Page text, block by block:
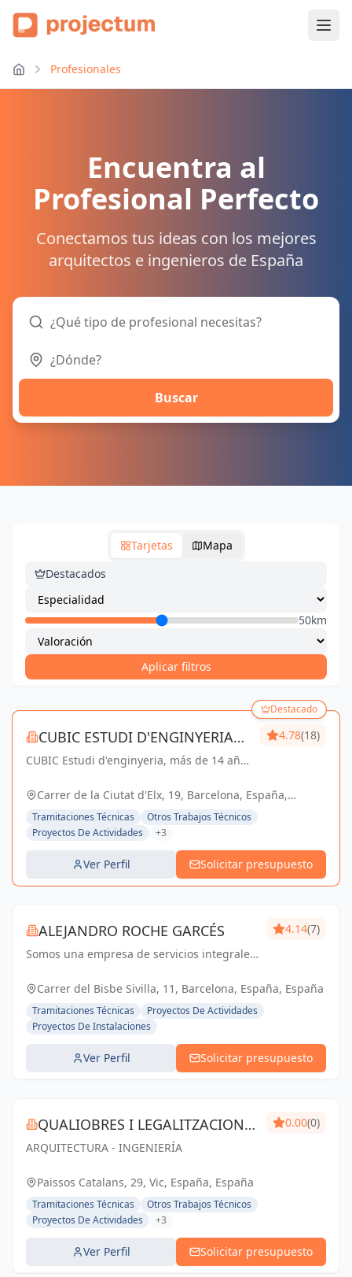
Profesionales
Encuentra al
Profesional Perfecto
Conectamos tus ideas con los mejores
arquitectos e ingenieros de España
Buscar
Tarjetas
Mapa
Destacados
50km
Aplicar filtros
Destacado
CUBIC ESTUDI D'ENGINYERIA
S.L.
CUBIC Estudi d'enginyeria, más de 14 años
Ingeniería con una trayectoria sólida y
4.78(18)
Carrer de la Ciutat d'Elx, 19, Barcelona, España,
España
Tramitaciones Técnicas
Otros Trabajos Técnicos
Proyectos De Actividades
+3
Ver Perfil Solicitar presupuesto
ALEJANDRO ROCHE GARCÉS
Somos una empresa de servicios integrales
necesidades técnicas de nuestr@s clientes
conocimie...
4.14(7)
Carrer del Bisbe Sivilla, 11, Barcelona, España, España
Tramitaciones Técnicas
Proyectos De Actividades
Proyectos De Instalaciones
Ver Perfil Solicitar presupuesto
QUALIOBRES I LEGALITZACIONS
SL
ARQUITECTURA - INGENIERÍA
0.00(0)
Paissos Catalans, 29, Vic, España, España
Tramitaciones Técnicas
Otros Trabajos Técnicos
Proyectos De Actividades
+3
Ver Perfil Solicitar presupuesto